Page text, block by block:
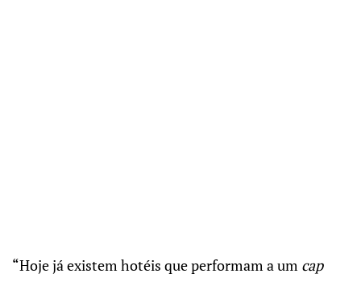
“Hoje já existem hotéis que performam a um cap